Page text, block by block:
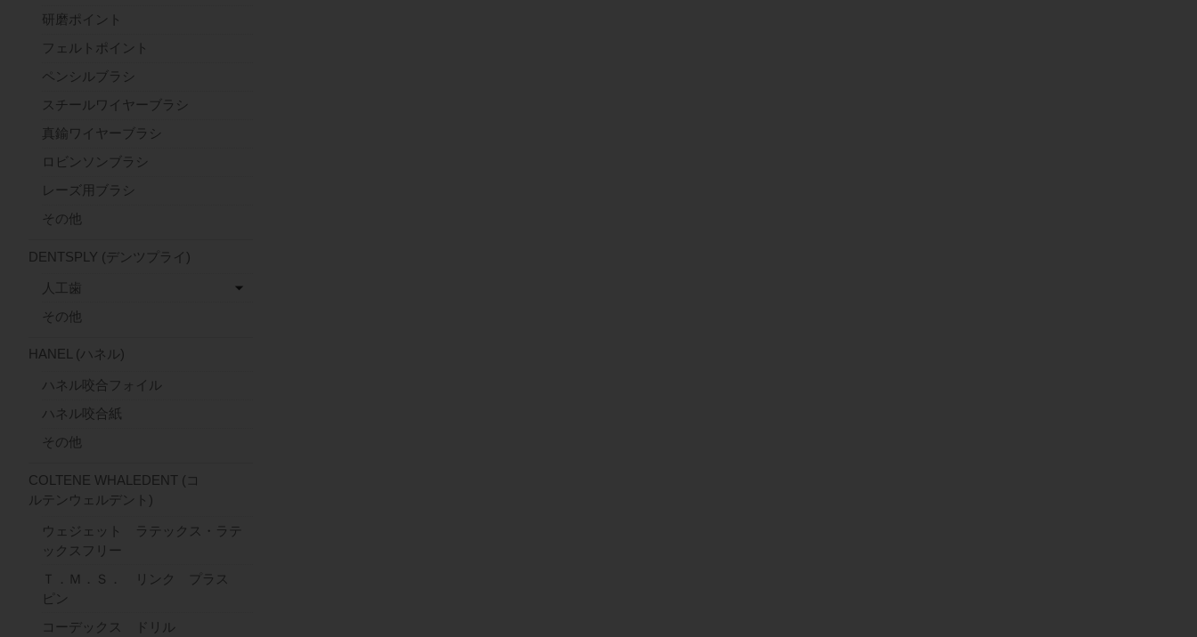
研磨ポイント
フェルトポイント
ペンシルブラシ
スチールワイヤーブラシ
真鍮ワイヤーブラシ
ロビンソンブラシ
レーズ用ブラシ
その他
DENTSPLY (デンツプライ)
人工歯
その他
HANEL (ハネル)
ハネル咬合フォイル
ハネル咬合紙
その他
COLTENE WHALEDENT (コ
ルテンウェルデント)
ウェジェット ラテックス・ラテ
ックスフリー
Ｔ．Ｍ．Ｓ． リンク プラス
ピン
コーデックス ドリル